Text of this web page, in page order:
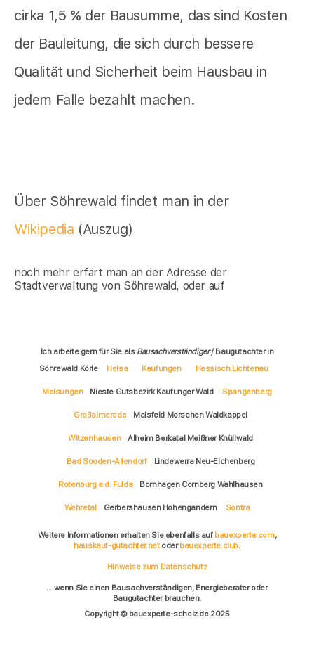
cirka 1,5 % der Bausumme, das sind Kosten
der Bauleitung, die sich durch bessere
Qualität und Sicherheit beim Hausbau in
jedem Falle bezahlt machen.
Über Söhrewald findet man in der
Wikipedia (Auszug)
noch mehr erfärt man an der Adresse der
Stadtverwaltung von Söhrewald, oder auf
Ich arbeite gern für Sie als Bausachverständiger/ Baugutachter in
Söhrewald Körle
Helsa Kaufungen Hessisch Lichtenau
Melsungen Nieste Gutsbezirk Kaufunger Wald Spangenberg
Großalmerode Malsfeld Morschen Waldkappel
Witzenhausen Alheim Berkatal Meißner Knüllwald
Bad Sooden-Allendorf Lindewerra Neu-Eichenberg
Rotenburg a.d. Fulda Bornhagen Cornberg Wahlhausen
Wehretal Gerbershausen Hohengandern Sontra
Weitere Informationen erhalten Sie ebenfalls auf bauexperte.com,
hauskauf-gutachter.netoderbauexperte.club.
Hinweise zum Datenschutz
... wenn Sie einen Bausachverständigen, Energieberater oder
Baugutachter brauchen.
Copyright © bauexperte-scholz.de 2025